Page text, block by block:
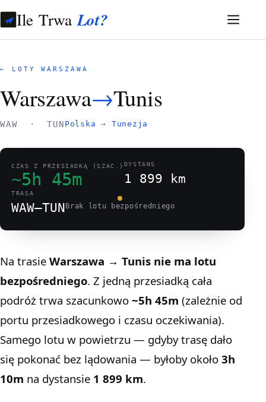
Ile TrwaLot?
← LOTY WARSZAWA
Warszawa→Tunis
WAW · TUN Polska → Tunezja
CZAS Z PRZESIADKĄ (SZAC.)
~5h 45m
DYSTANS
1 899 km
TRASA
WAW–TUNBrak lotu bezpośredniego
Na trasie Warszawa → Tunis nie ma lotu
bezpośredniego. Z jedną przesiadką cała
podróż trwa szacunkowo ~5h 45m (zależnie od
portu przesiadkowego i czasu oczekiwania).
Samego lotu w powietrzu — gdyby trasę dało
się pokonać bez lądowania — byłoby około 3h
10m na dystansie 1 899 km.